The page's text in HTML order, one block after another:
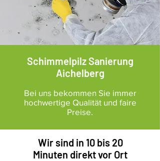
Schimmelpilz Sanierung
Aichelberg
Bei uns bekommen Sie immer
hochwertige Qualität und faire
Preise.
Wir sind in 10 bis 20
Minuten direkt vor Ort